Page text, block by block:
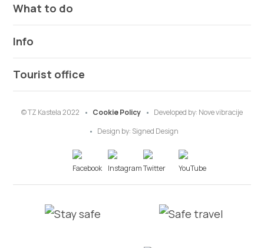
What to do
Info
Tourist office
© TZ Kastela 2022 Cookie Policy Developed by: Nove vibracije
Design by: Signed Design